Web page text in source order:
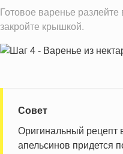
Готовое варенье
закройте крышкой.
Совет
Оригинальный рецепт
апельсинов придется